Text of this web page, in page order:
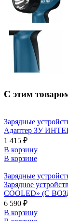
С этим
Зарядные
Адаптер ЗУ
1 415 ₽
В корзину
В корзине
Зарядные
Зарядное
COOLED» (С
6 590 ₽
В корзину